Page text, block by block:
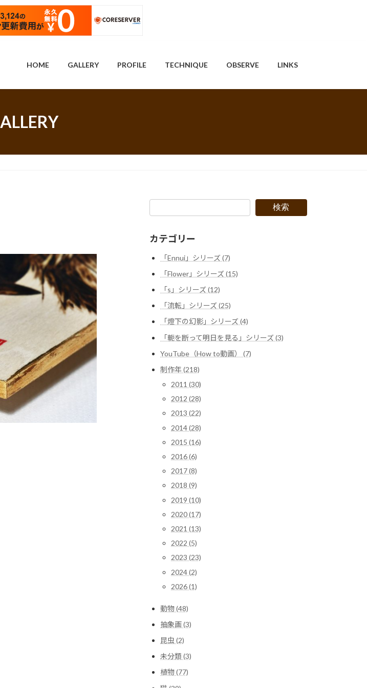
HOME GALLERY PROFILE TECHNIQUE OBSERVE LINKS
検索
カテゴリー
「Ennui」シリーズ (7)
「Flower」シリーズ (15)
「s」シリーズ (12)
「流転」シリーズ (25)
「燈下の幻影」シリーズ (4)
「軛を断って明日を見る」シリーズ (3)
YouTube（How to動画） (7)
制作年 (218)
2011 (30)
2012 (28)
2013 (22)
2014 (28)
2015 (16)
2016 (6)
2017 (8)
2018 (9)
2019 (10)
2020 (17)
2021 (13)
2022 (5)
2023 (23)
2024 (2)
2026 (1)
動物 (48)
抽象画 (3)
昆虫 (2)
未分類 (3)
植物 (77)